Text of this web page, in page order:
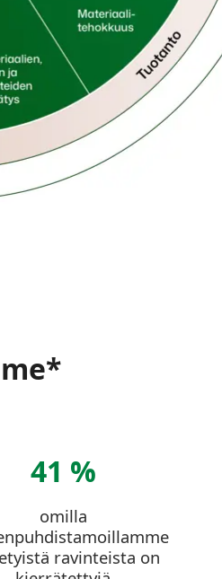
41 %
omilla
ravinteista on